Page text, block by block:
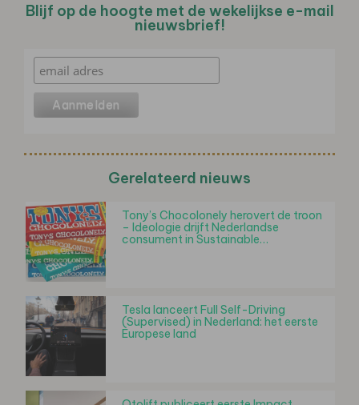
Blijf op de hoogte met de wekelijkse e-mail
nieuwsbrief!
Gerelateerd nieuws
Tony’s Chocolonely herovert de troon
– Ideologie drijft Nederlandse
consument in Sustainable…
Tesla lanceert Full Self-Driving
(Supervised) in Nederland: het eerste
Europese land